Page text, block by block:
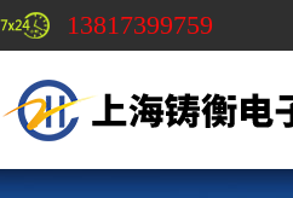
13817399759